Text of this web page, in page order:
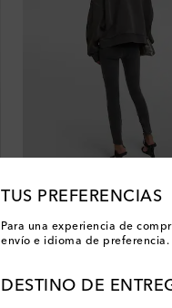
TUS PREFERENCIAS
Para una experiencia de
envío e idioma de preferencia.
DESTINO DE